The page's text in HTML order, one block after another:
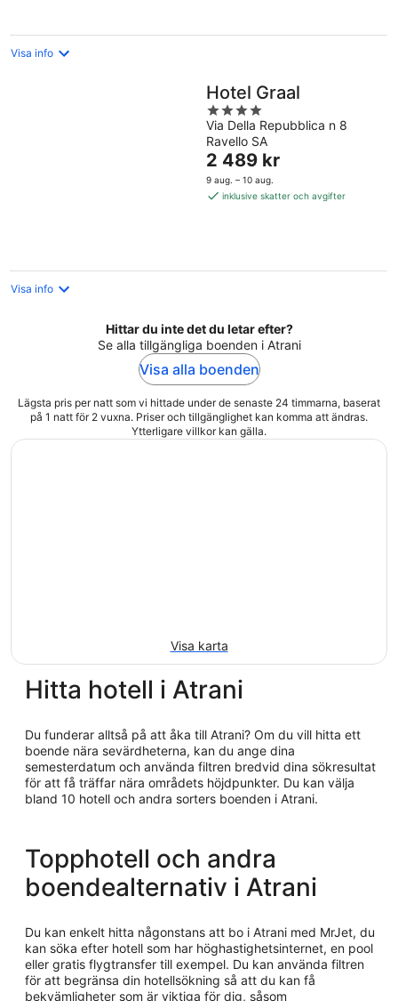
Visa info
Hotel Graal
4
out
of
5
Via Della Repubblica n 8
Ravello SA
Priset
är
2 489 kr
2 489 kr
9 aug. – 10 aug.
inklusive skatter och avgifter
Visa info
Hittar du inte det du letar efter?
Se alla tillgängliga boenden i Atrani
Visa alla boenden
Lägsta pris per natt som vi hittade under de senaste 24 timmarna, baserat
på 1 natt för 2 vuxna. Priser och tillgänglighet kan komma att ändras.
Ytterligare villkor kan gälla.
Visa karta
Hitta hotell i Atrani
Du funderar alltså på att åka till Atrani? Om du vill hitta ett
boende nära sevärdheterna, kan du ange dina
semesterdatum och använda filtren bredvid dina sökresultat
för att få träffar nära områdets höjdpunkter. Du kan välja
bland 10 hotell och andra sorters boenden i Atrani.
Topphotell och andra
boendealternativ i Atrani
Du kan enkelt hitta någonstans att bo i Atrani med MrJet, du
kan söka efter hotell som har höghastighetsinternet, en pool
eller gratis flygtransfer till exempel. Du kan använda filtren
för att begränsa din hotellsökning så att du kan få
bekvämligheter som är viktiga för dig, såsom